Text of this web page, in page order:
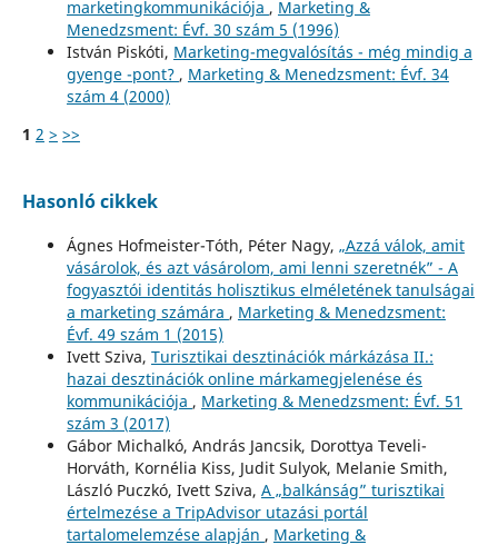
marketingkommunikációja , Marketing &
Menedzsment: Évf. 30 szám 5 (1996)
István Piskóti, Marketing-megvalósítás - még mindig a
gyenge -pont? , Marketing & Menedzsment: Évf. 34
szám 4 (2000)
1 2 > >>
Hasonló cikkek
Ágnes Hofmeister-Tóth, Péter Nagy, „Azzá válok, amit
vásárolok, és azt vásárolom, ami lenni szeretnék” - A
fogyasztói identitás holisztikus elméletének tanulságai
a marketing számára , Marketing & Menedzsment:
Évf. 49 szám 1 (2015)
Ivett Sziva, Turisztikai desztinációk márkázása II.:
hazai desztinációk online márkamegjelenése és
kommunikációja , Marketing & Menedzsment: Évf. 51
szám 3 (2017)
Gábor Michalkó, András Jancsik, Dorottya Teveli-
Horváth, Kornélia Kiss, Judit Sulyok, Melanie Smith,
László Puczkó, Ivett Sziva, A „balkánság” turisztikai
értelmezése a TripAdvisor utazási portál
tartalomelemzése alapján , Marketing &